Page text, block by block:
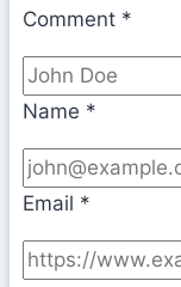
Comment *
Name *
Email *